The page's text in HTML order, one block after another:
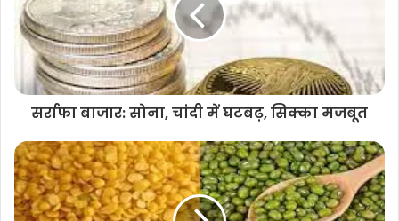
सर्राफा बाजार: सोना, चांदी में घटबढ़, सिक्का मजबूत